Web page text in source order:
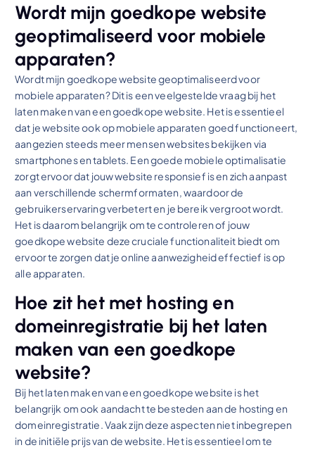
Wordt mijn goedkope website
geoptimaliseerd voor mobiele
apparaten?
Wordt mijn goedkope website geoptimaliseerd voor
mobiele apparaten? Dit is een veelgestelde vraag bij het
laten maken van een goedkope website. Het is essentieel
dat je website ook op mobiele apparaten goed functioneert,
aangezien steeds meer mensen websites bekijken via
smartphones en tablets. Een goede mobiele optimalisatie
zorgt ervoor dat jouw website responsief is en zich aanpast
aan verschillende schermformaten, waardoor de
gebruikerservaring verbetert en je bereik vergroot wordt.
Het is daarom belangrijk om te controleren of jouw
goedkope website deze cruciale functionaliteit biedt om
ervoor te zorgen dat je online aanwezigheid effectief is op
alle apparaten.
Hoe zit het met hosting en
domeinregistratie bij het laten
maken van een goedkope
website?
Bij het laten maken van een goedkope website is het
belangrijk om ook aandacht te besteden aan de hosting en
domeinregistratie. Vaak zijn deze aspecten niet inbegrepen
in de initiële prijs van de website. Het is essentieel om te